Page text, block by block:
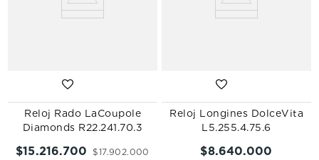
Reloj Rado LaCoupole
Diamonds R22.241.70.3
$17.902.000
$15.216.700
Reloj Longines DolceVita
L5.255.4.75.6
$8.640.000